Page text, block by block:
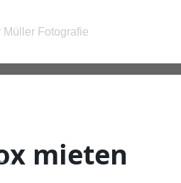
| mieten